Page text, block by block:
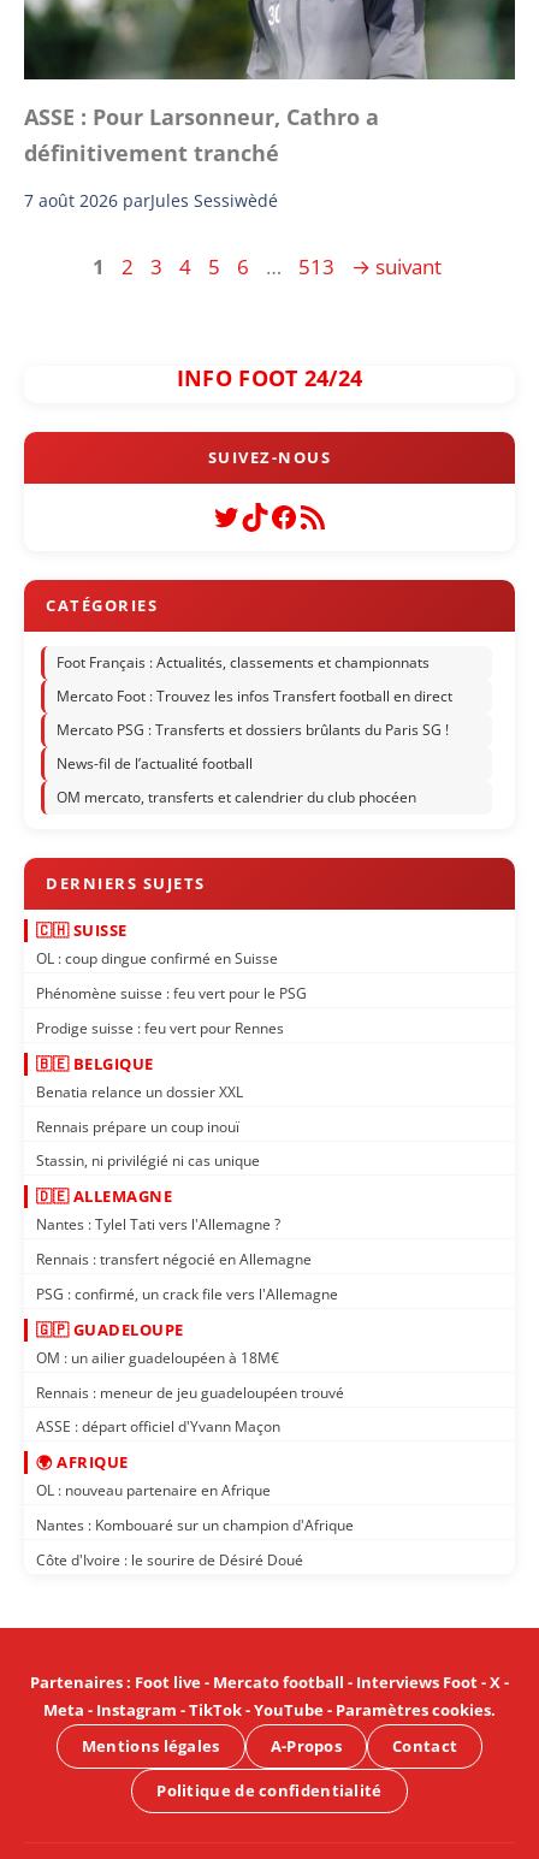
ASSE : Pour Larsonneur, Cathro a
définitivement tranché
7 août 2026 parJules Sessiwèdé
Page
1 Page
2 Page
3 Page
4 Page
5 Page
6 … Page
513 → suivant
INFO FOOT 24/24
Twitter
TikTok
Facebook
Flux RSS
Foot Français : Actualités, classements et championnats
Mercato Foot : Trouvez les infos Transfert football en direct
Mercato PSG : Transferts et dossiers brûlants du Paris SG !
News-fil de l’actualité football
OM mercato, transferts et calendrier du club phocéen
🇨🇭 SUISSE
OL : coup dingue confirmé en Suisse
Phénomène suisse : feu vert pour le PSG
Prodige suisse : feu vert pour Rennes
🇧🇪 BELGIQUE
Benatia relance un dossier XXL
Rennais prépare un coup inouï
Stassin, ni privilégié ni cas unique
🇩🇪 ALLEMAGNE
Nantes : Tylel Tati vers l'Allemagne ?
Rennais : transfert négocié en Allemagne
PSG : confirmé, un crack file vers l'Allemagne
🇬🇵 GUADELOUPE
OM : un ailier guadeloupéen à 18M€
Rennais : meneur de jeu guadeloupéen trouvé
ASSE : départ officiel d'Yvann Maçon
🌍 AFRIQUE
OL : nouveau partenaire en Afrique
Nantes : Kombouaré sur un champion d'Afrique
Côte d'Ivoire : le sourire de Désiré Doué
Partenaires: Foot live- Mercato football - Interviews Foot-X-
Meta - Instagram -TikTok-YouTube- Paramètres cookies.
Mentions légales
A-Propos Contact
Politique de confidentialité